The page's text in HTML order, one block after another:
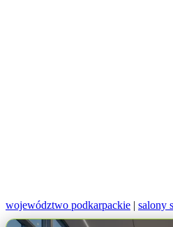
województwo podkarpackie | salony